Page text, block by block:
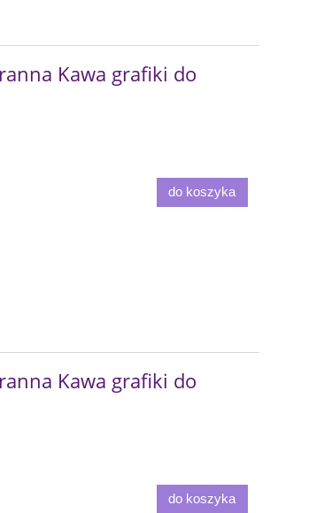
Kawa grafiki do
do koszyka
Kawa grafiki do
do koszyka